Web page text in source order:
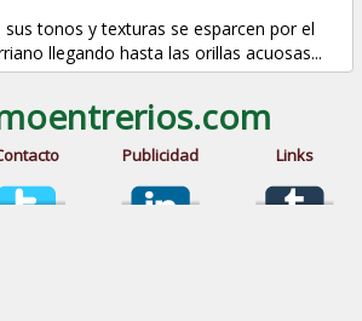
tonos y texturas se esparcen por el
llegando hasta las orillas acuosas...
Publicidad Links